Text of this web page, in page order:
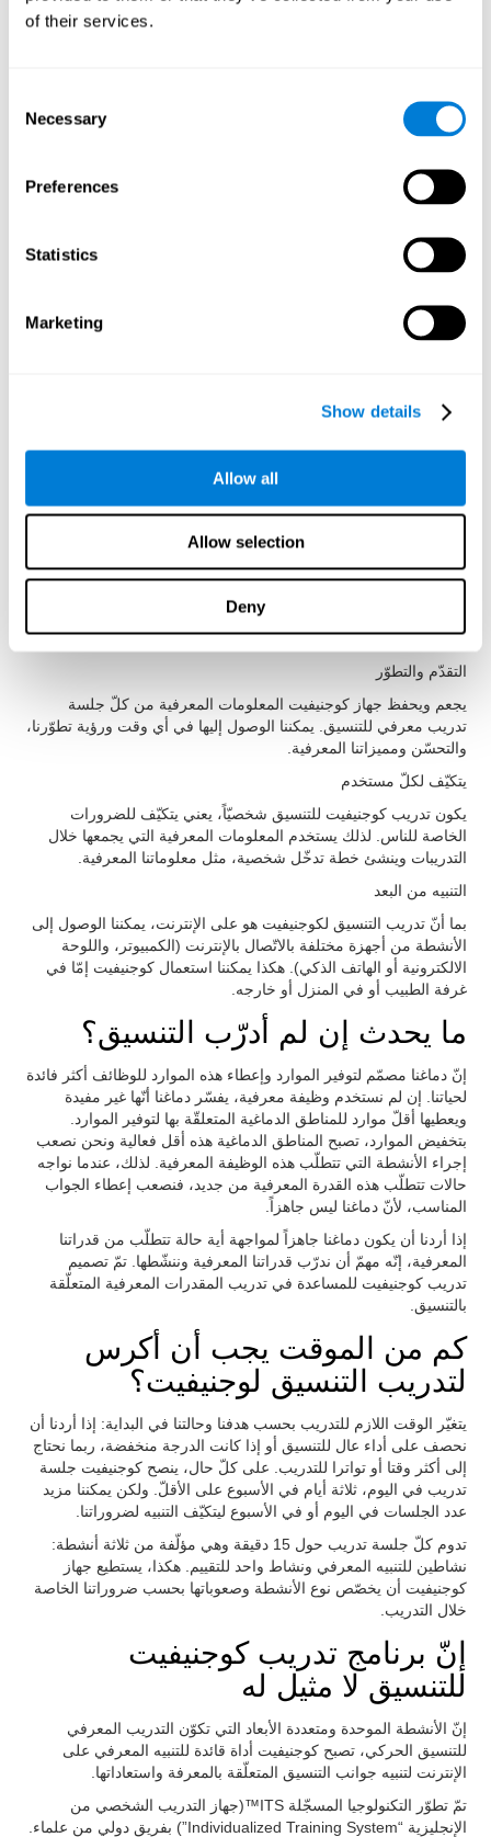
of their services.
Selection
Necessary
Preferences
Statistics
Marketing
Show details
Allow all
Allow selection
Deny
المعرفي، يمكن دماغنا نقل هذا التحسّن إلى مناطق أخرى تتعلّق بنفس
المعالجات المعرفية، مثل الرياضة، والعمل، والأنشطة الفنية أو غيرها
يعمل علماء ومطوّرو كوجنيفيت في تحسّن التدريبات منذ سنوات لتقديم
قدراتنا المعرفية المتعلّقة بالتنسيق هي:
سهل الإدارة
يكون كوجنيفيت أداة سهلة الاستعمال، لأنّ معظم معالجات إجراء
التدريب هو تلقائيّ. إنّ يسمح لنا التركيز في إجراء أنشطة التنبيه
الحوسبة أو علم الأعصاب.
جذّاب جدّاً
اختار كوجنيفيت تصميما منبّها مسلياً.
شكل تفاعلي وبصري
إنّ تعليمات كلّ نشاط لتنبيه التنسيق التي يقدّمها كوجنيفيت تكون
واضحة دقيقة. إنّه يسهّل فهم المهم ويساعد في معرفة الهدف والأفعال
إضافة إلى هذا التقرير، يمكننا رؤية النتائح الأخيرة في أي وقت في
حسابنا من كوجنيفيت.
التقدّم والتطوّر
يجعم ويحفظ جهاز كوجنيفيت المعلومات المعرفية من كلّ جلسة
تدريب معرفي للتنسيق. يمكننا الوصول إليها في أي وقت ورؤية تطوّرنا،
والتحسّن ومميزاتنا المعرفية.
يتكيّف لكلّ مستخدم
يكون تدريب كوجنيفيت للتنسيق شخصيّاً، يعني يتكيّف للضرورات
الخاصة للناس. لذلك يستخدم المعلومات المعرفية التي يجمعها خلال
التدريبات وينشئ خطة تدخّل شخصية، مثل معلوماتنا المعرفية.
التنبيه من البعد
بما أنّ تدريب التنسيق لكوجنيفيت هو على الإنترنت، يمكننا الوصول إلى
الأنشطة من أجهزة مختلفة بالاتّصال بالإنترنت (الكمبيوتر، واللوحة
الالكترونية أو الهاتف الذكي). هكذا يمكننا استعمال كوجنيفيت إمّا في
غرفة الطبيب أو في المنزل أو خارجه.
ما يحدث إن لم أدرّب التنسيق؟
إنّ دماغنا مصمّم لتوفير الموارد وإعطاء هذه الموارد للوظائف أكثر فائدة
لحياتنا. إن لم نستخدم وظيفة معرفية، يفسّر دماغنا أنّها غير مفيدة
ويعطيها أقلّ موارد للمناطق الدماغية المتعلقّة بها لتوفير الموارد.
بتخفيض الموارد، تصبح المناطق الدماغية هذه أقل فعالية ونحن نصعب
إجراء الأنشطة التي تتطلّب هذه الوظيفة المعرفية. لذلك، عندما نواجه
حالات تتطلّب هذه القدرة المعرفية من جديد، فنصعب إعطاء الجواب
المناسب، لأنّ دماغنا ليس جاهزاً.
إذا أردنا أن يكون دماغنا جاهزاً لمواجهة أية حالة تتطلّب من قدراتنا
المعرفية، إنّه مهمّ أن ندرّب قدراتنا المعرفية وننشّطها. تمّ تصميم
تدريب كوجنيفيت للمساعدة في تدريب المقدرات المعرفية المتعلّقة
بالتنسيق.
كم من الموقت يجب أن أكرس
لتدريب التنسيق لوجنيفيت؟
يتغيّر الوقت اللازم للتدريب بحسب هدفنا وحالتنا في البداية: إذا أردنا أن
نحصف على أداء عال للتنسيق أو إذا كانت الدرجة منخفضة، ربما نحتاج
إلى أكثر وقتا أو تواترا للتدريب. على كلّ حال، ينصح كوجنيفيت جلسة
تدريب في اليوم، ثلاثة أيام في الأسبوع على الأقلّ. ولكن يمكننا مزيد
عدد الجلسات في اليوم أو في الأسبوع ليتكيّف التنبيه لضروراتنا.
تدوم كلّ جلسة تدريب حول 15 دقيقة وهي مؤلّفة من ثلاثة أنشطة:
نشاطين للتنبيه المعرفي ونشاط واحد للتقييم. هكذا، يستطيع جهاز
كوجنيفيت أن يخصّص نوع الأنشطة وصعوباتها بحسب ضروراتنا الخاصة
خلال التدريب.
إنّ برنامج تدريب كوجنيفيت
للتنسيق لا مثيل له
إنّ الأنشطة الموحدة ومتعددة الأبعاد التي تكوّن التدريب المعرفي
للتنسيق الحركي، تصبح كوجنيفيت أداة قائدة للتنبيه المعرفي على
الإنترنت لتنبيه جوانب التنسيق المتعلّقة بالمعرفة واستعاداتها.
تمّ تطوّر التكنولوجيا المسجّلة ITS™(جهاز التدريب الشخصي من
الإنجليزية “Individualized Training System”) بفريق دولي من علماء.